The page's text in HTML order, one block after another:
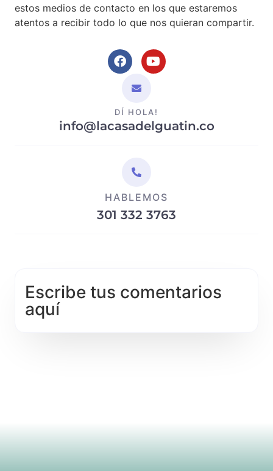
estos medios de contacto en los que estaremos
atentos a recibir todo lo que nos quieran compartir.
DÍ HOLA!
info@lacasadelguatin.co
HABLEMOS
301 332 3763
Escribe tus comentarios
aquí